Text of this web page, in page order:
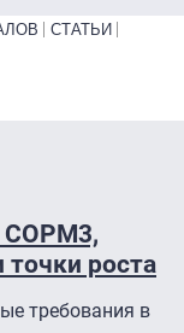
СТАТЬИ
СОРМ3,
роста
требования в